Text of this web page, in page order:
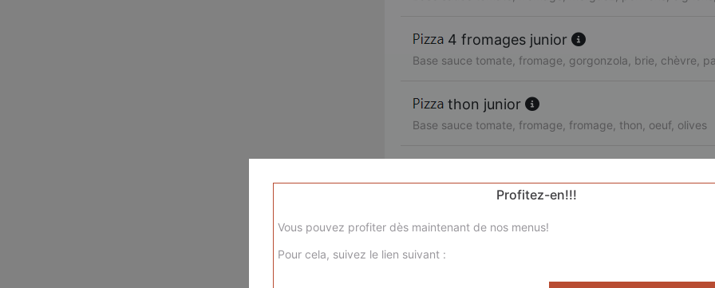
4 fromages junior
Base sauce tomate, fromage, gorgonzola, brie, chèvre,
thon junior
Base sauce tomate, fromage, fromage, thon, oeuf, olives
Base sauce tomate, fromage, chorizo, jambon de dinde,
royale junior
Base sauce tomate, fromage, poulet, viande hachée,
Profitez-en!!!
Vous pouvez profiter dès maintenant de nos menus!
Pour cela, suivez le lien suivant :